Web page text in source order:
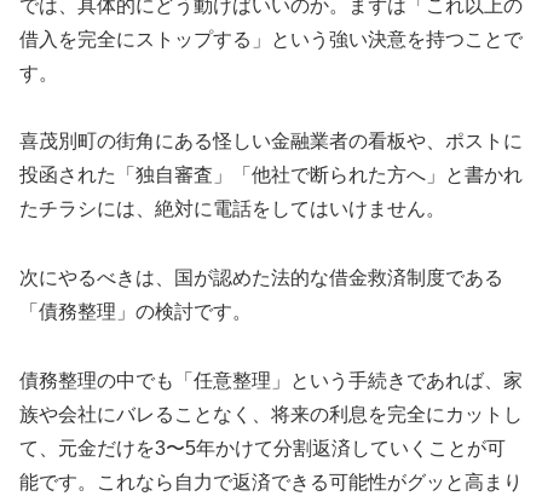
では、具体的にどう動けばいいのか。まずは「これ以上の
借入を完全にストップする」という強い決意を持つことで
す。
喜茂別町の街角にある怪しい金融業者の看板や、ポストに
投函された「独自審査」「他社で断られた方へ」と書かれ
たチラシには、絶対に電話をしてはいけません。
次にやるべきは、国が認めた法的な借金救済制度である
「債務整理」の検討です。
債務整理の中でも「任意整理」という手続きであれば、家
族や会社にバレることなく、将来の利息を完全にカットし
て、元金だけを3〜5年かけて分割返済していくことが可
能です。これなら自力で返済できる可能性がグッと高まり